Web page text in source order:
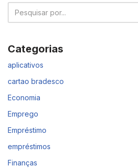
Categorias
aplicativos
cartao bradesco
Economia
Emprego
Empréstimo
empréstimos
Finanças